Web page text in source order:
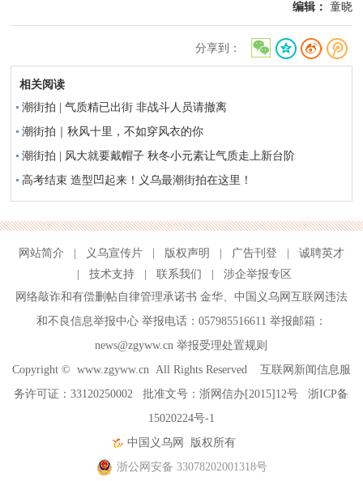
编辑： 童晓
分享到：
相关阅读
潮街拍 | 气质精已出街 非战斗人员请撤离
潮街拍｜秋风十里，不如穿风衣的你
潮街拍 | 风大就要戴帽子 秋冬小元素让气质走上新台阶
高考结束 造型凹起来！义乌最潮街拍在这里！
网站简介 | 义乌宣传片 | 版权声明 | 广告刊登 |
诚聘英才
|
技术支持 | 联系我们 |
涉企举报专区
网络敲诈和有偿删帖自律管理承诺书 金华、 中国义乌网互联网违法
和不良信息举报中心举报电话：057985516611 举报邮箱：
news@zgyww.cn举报受理处置规则
Copyright © www.zgyww.cn All Rights Reserved 互联网新闻信息服
务许可证：33120250002 批准文号：浙网信办[2015]12号浙ICP备
15020224号-1
中国义乌网
版权所有
浙公网安备 33078202001318号